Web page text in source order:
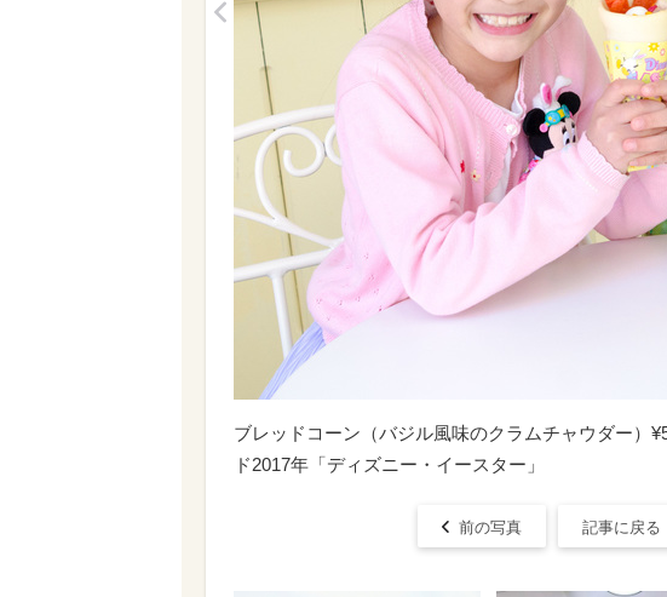
ブレッドコーン（バジル風味のクラムチャウダー）
ド2017年「ディズニー・イースター」
前の写真 記事に戻る